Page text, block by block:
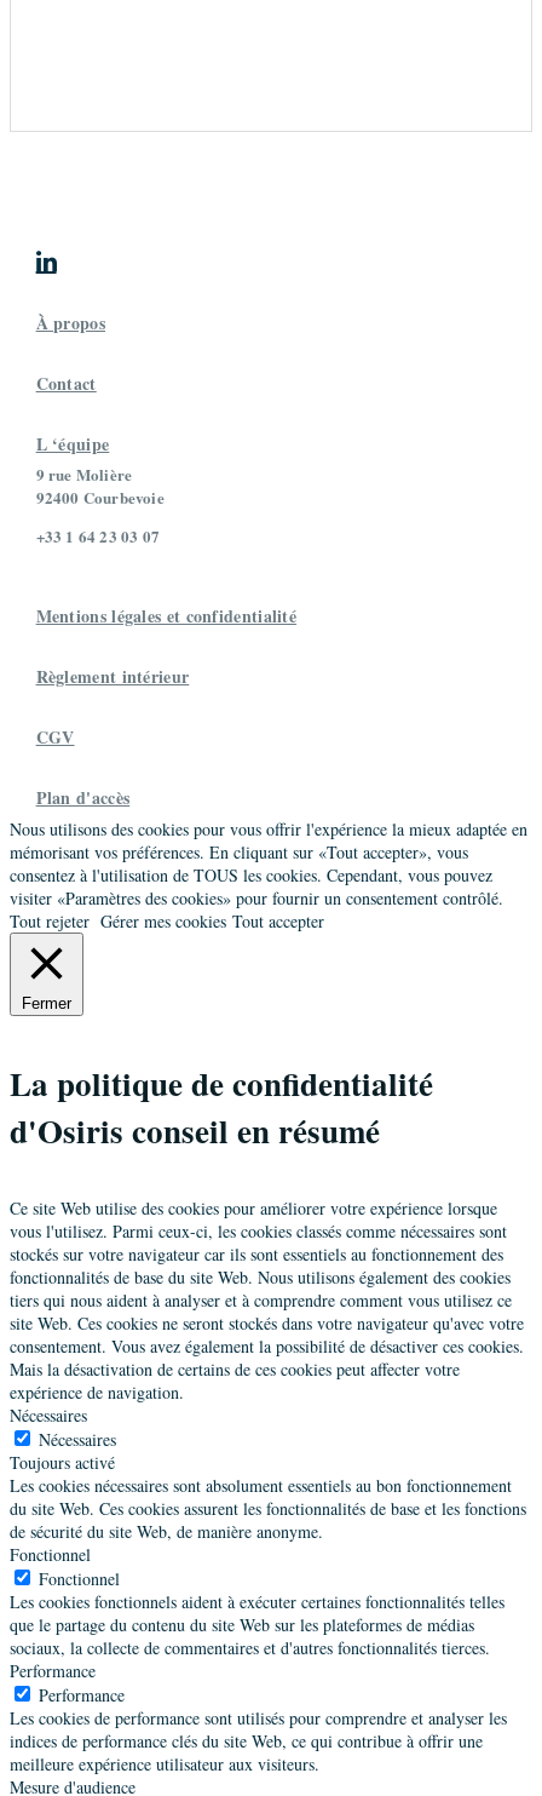

À propos
Contact
L ‘équipe
9 rue Molière
92400 Courbevoie
+33 1 64 23 03 07
Mentions légales et confidentialité
Règlement intérieur
CGV
Plan d'accès
Nous utilisons des cookies pour vous offrir l'expérience la mieux adaptée en
mémorisant vos préférences. En cliquant sur «Tout accepter», vous
consentez à l'utilisation de TOUS les cookies. Cependant, vous pouvez
visiter «Paramètres des cookies» pour fournir un consentement contrôlé.
Tout rejeter Gérer mes cookies Tout accepter
Fermer
La politique de confidentialité
d'Osiris conseil en résumé
Ce site Web utilise des cookies pour améliorer votre expérience lorsque
vous l'utilisez. Parmi ceux-ci, les cookies classés comme nécessaires sont
stockés sur votre navigateur car ils sont essentiels au fonctionnement des
fonctionnalités de base du site Web. Nous utilisons également des cookies
tiers qui nous aident à analyser et à comprendre comment vous utilisez ce
site Web. Ces cookies ne seront stockés dans votre navigateur qu'avec votre
consentement. Vous avez également la possibilité de désactiver ces cookies.
Mais la désactivation de certains de ces cookies peut affecter votre
expérience de navigation.
Nécessaires
Nécessaires
Toujours activé
Les cookies nécessaires sont absolument essentiels au bon fonctionnement
du site Web. Ces cookies assurent les fonctionnalités de base et les fonctions
de sécurité du site Web, de manière anonyme.
Fonctionnel
Fonctionnel
Les cookies fonctionnels aident à exécuter certaines fonctionnalités telles
que le partage du contenu du site Web sur les plateformes de médias
sociaux, la collecte de commentaires et d'autres fonctionnalités tierces.
Performance
Performance
Les cookies de performance sont utilisés pour comprendre et analyser les
indices de performance clés du site Web, ce qui contribue à offrir une
meilleure expérience utilisateur aux visiteurs.
Mesure d'audience